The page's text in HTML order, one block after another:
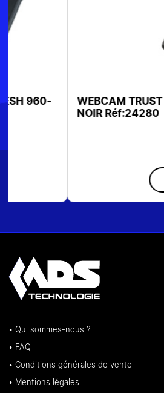
WEBCAM TRUST TEZA 4K
NOIR Réf:24280
En savoir +
• Qui sommes-nous ?
• FAQ
• Conditions générales de vente
• Mentions légales